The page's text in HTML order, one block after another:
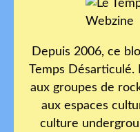
Depuis 2006, ce
Temps
aux groupes de
aux espaces
culture